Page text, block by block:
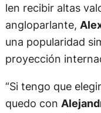
len recibir altas
angloparlante,
una popularidad
proyección
“Si tengo que
quedo con